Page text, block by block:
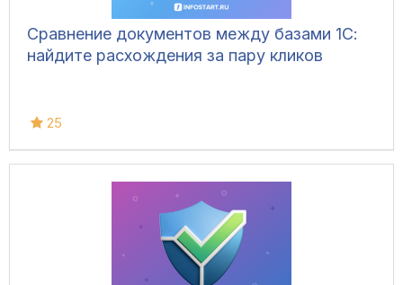
Сравнение документов между базами 1С:
найдите расхождения за пару кликов
25